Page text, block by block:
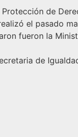
de
el pasado
fueron la
de